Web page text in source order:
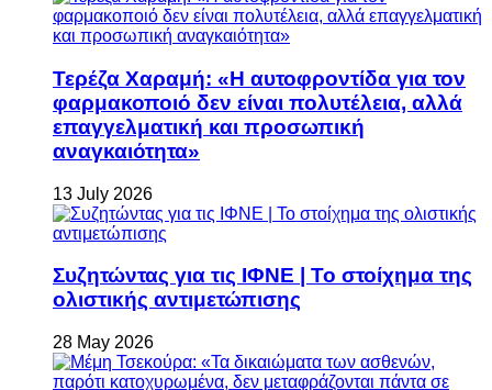
Τερέζα Χαραμή: «Η αυτοφροντίδα για τον
φαρμακοποιό δεν είναι πολυτέλεια, αλλά
επαγγελματική και προσωπική
αναγκαιότητα»
13 July 2026
Συζητώντας για τις ΙΦΝΕ | Το στοίχημα της
ολιστικής αντιμετώπισης
28 May 2026